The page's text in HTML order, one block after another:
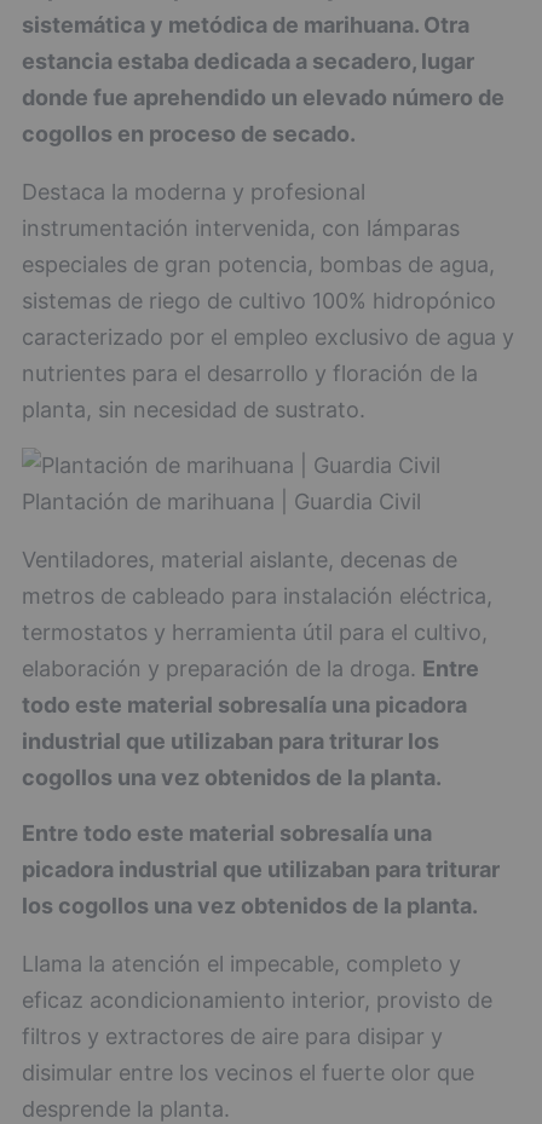
sistemática y metódica de marihuana. Otra
estancia estaba dedicada a secadero, lugar
donde fue aprehendido un elevado número de
cogollos en proceso de secado.
Destaca la moderna y profesional
instrumentación intervenida, con lámparas
especiales de gran potencia, bombas de agua,
sistemas de riego de cultivo 100% hidropónico
caracterizado por el empleo exclusivo de agua y
nutrientes para el desarrollo y floración de la
planta, sin necesidad de sustrato.
Plantación de marihuana | Guardia Civil
Ventiladores, material aislante, decenas de
metros de cableado para instalación eléctrica,
termostatos y herramienta útil para el cultivo,
elaboración y preparación de la droga. Entre
todo este material sobresalía una picadora
industrial que utilizaban para triturar los
cogollos una vez obtenidos de la planta.
Entre todo este material sobresalía una
picadora industrial que utilizaban para triturar
los cogollos una vez obtenidos de la planta.
Llama la atención el impecable, completo y
eficaz acondicionamiento interior, provisto de
filtros y extractores de aire para disipar y
disimular entre los vecinos el fuerte olor que
desprende la planta.